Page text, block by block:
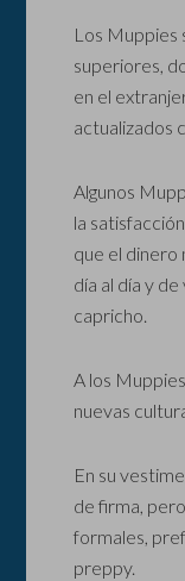
Los Muppies
superiores,
en el
actualizados
Algunos
la
que el dinero
día al día y
capricho.
A los
nuevas
En su
de firma,
formales,
preppy.